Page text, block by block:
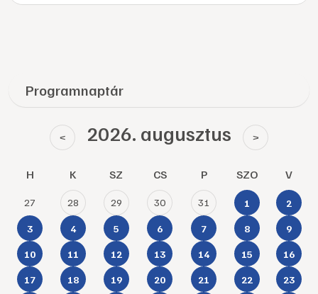
Programnaptár
< 2026. augusztus >
H K SZ CS P SZO V
27 28 29 30 31 1 2
3 4 5 6 7 8 9
10 11 12 13 14 15 16
17 18 19 20 21 22 23